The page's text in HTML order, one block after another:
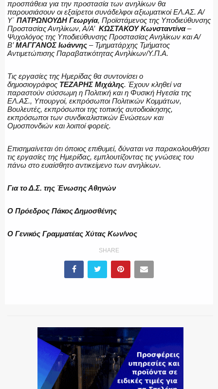
προσπάθεια για την προστασία των ανηλίκων θα
παρουσιάσουν οι εξαίρετοι συνάδελφοι αξιωματικοί ΕΛ.ΑΣ. Α/
Υ΄ ΠΑΤΡΩΝΟΥΔΗ Γεωργία, Προϊστάμενος της Υποδιεύθυνσης
Προστασίας Ανηλίκων, Α/Α’ ΚΩΣΤΑΚΟΥ Κωνσταντίνα–
Ψυχολόγος της Υποδιεύθυνσης Προστασίας Ανηλίκων και Α/
Β’ΜΑΓΓΑΝΟΣ Ιωάννης – Τμηματάρχης Τμήματος
Αντιμετώπισης Παραβατικότητας Ανηλίκων/Υ.Π.Α.
Τις εργασίες της Ημερίδας θα συντονίσει ο
δημοσιογράφος ΤΕΖΑΡΗΣ Μιχάλης. Έχουν κληθεί να
παραστούν σύσσωμη η Πολιτική και η Φυσική Ηγεσία της
ΕΛ.ΑΣ., Υπουργοί, εκπρόσωποι Πολιτικών Κομμάτων,
Βουλευτές, εκπρόσωποι της τοπικής αυτοδιοίκησης,
εκπρόσωποι των συνδικαλιστικών Ενώσεων και
Ομοσπονδιών και λοιποί φορείς.
Επισημαίνεται ότι όποιος επιθυμεί, δύναται να παρακολουθήσει
τις εργασίες της Ημερίδας, εμπλουτίζοντας τις γνώσεις του
πάνω στο ευαίσθητο αντικείμενο των ανηλίκων.
Για το Δ.Σ. της Ένωσης Αθηνών
Ο Πρόεδρος Πάκος Δημοσθένης
Ο Γενικός Γραμματέας Χύτας Κων/νος
SHARE